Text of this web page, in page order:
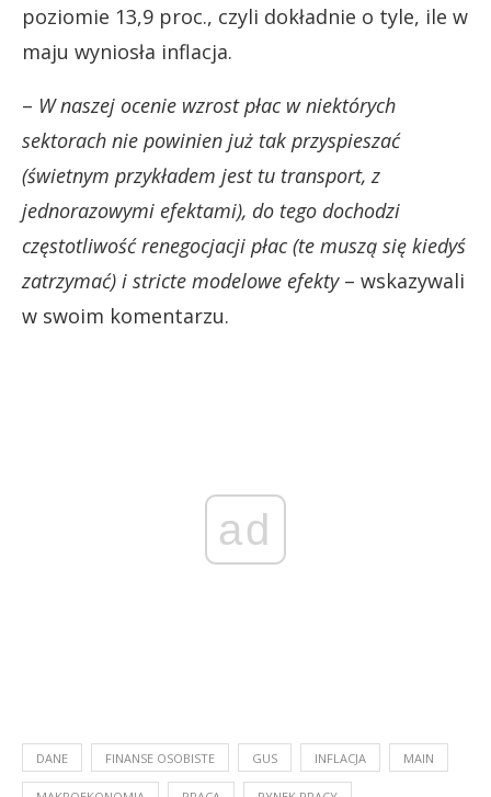
poziomie 13,9 proc., czyli dokładnie o tyle, ile w
maju wyniosła inflacja.
– W naszej ocenie wzrost płac w niektórych
sektorach nie powinien już tak przyspieszać
(świetnym przykładem jest tu transport, z
jednorazowymi efektami), do tego dochodzi
częstotliwość renegocjacji płac (te muszą się kiedyś
zatrzymać) i stricte modelowe efekty– wskazywali
w swoim komentarzu.
ad
DANE FINANSE OSOBISTE GUS INFLACJA MAIN